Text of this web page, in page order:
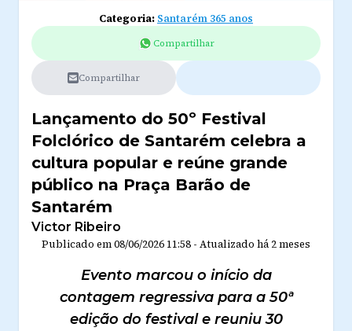
Categoria: Santarém 365 anos
Compartilhar
Compartilhar
Lançamento do 50º Festival
Folclórico de Santarém celebra a
cultura popular e reúne grande
público na Praça Barão de
Santarém
Victor Ribeiro
Publicado em08/06/2026 11:58 - Atualizado há 2 meses
Evento marcou o início da
contagem regressiva para a 50ª
edição do festival e reuniu 30